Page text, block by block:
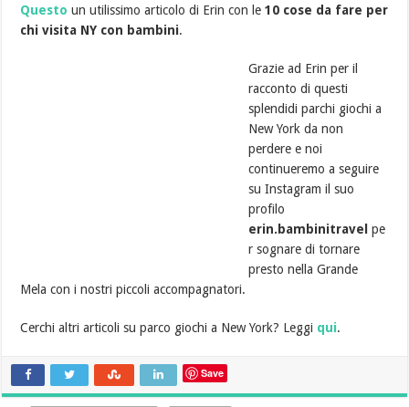
Questo un utilissimo articolo di Erin con le10 cose da fare per
chi visita NY con bambini.
Grazie ad Erin per il
racconto di questi
splendidi parchi giochi a
New York da non
perdere e noi
continueremo a seguire
su Instagram il suo
profilo
erin.bambinitravel pe
r sognare di tornare
presto nella Grande
Mela con i nostri piccoli accompagnatori.
Cerchi altri articoli su parco giochi a New York? Leggi qui.
Save